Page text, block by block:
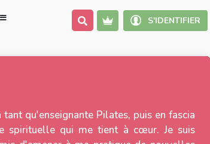
S'IDENTIFIER
qu'enseignante Pilates, puis en fascia
spirituelle qui me tient à cœur. Je suis